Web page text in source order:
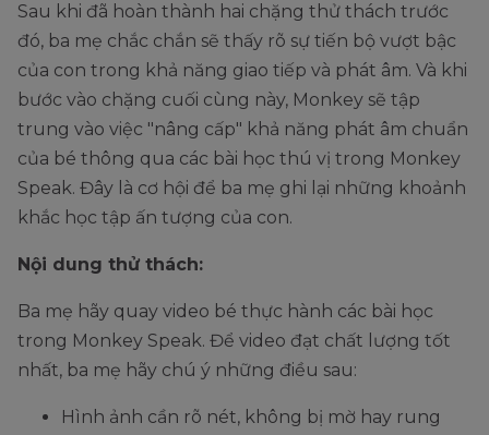
Sau khi đã hoàn thành hai chặng thử thách trước
đó, ba mẹ chắc chắn sẽ thấy rõ sự tiến bộ vượt bậc
của con trong khả năng giao tiếp và phát âm. Và khi
bước vào chặng cuối cùng này, Monkey sẽ tập
trung vào việc "nâng cấp" khả năng phát âm chuẩn
của bé thông qua các bài học thú vị trong Monkey
Speak. Đây là cơ hội để ba mẹ ghi lại những khoảnh
khắc học tập ấn tượng của con.
Nội dung thử thách:
Ba mẹ hãy quay video bé thực hành các bài học
trong Monkey Speak. Để video đạt chất lượng tốt
nhất, ba mẹ hãy chú ý những điều sau:
Hình ảnh cần rõ nét, không bị mờ hay rung